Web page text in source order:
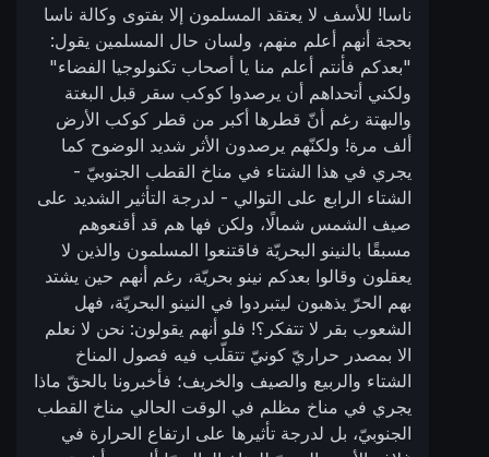
ناسا! للأسف لا يعتقد المسلمون إلا بفتوى وكالة ناسا
بحجة أنهم أعلم منهم، ولسان حال المسلمين يقول:
"بعدكم فأنتم أعلم منا يا أصحاب تكنولوجيا الفضاء"
ولكني أتحداهم أن يرصدوا كوكب سقر قبل البغتة
والبهتة رغم أنّ قطرها أكبر من قطر كوكب الأرض
ألف مرة! ولكنّهم يرصدون الأثر شديد الوضوح كما
يجري في هذا الشتاء في مناخ القطب الجنوبيّ -
الشتاء الرابع على التوالي - لدرجة التأثير الشديد على
صيف الشمس شمالًا، ولكن فها هم قد أقنعوهم
مسبقًا بالنينو البحريّة فاقتنعوا المسلمون والذين لا
يعقلون وقالوا بعدكم نينو بحريّة، رغم أنهم حين يشتد
بهم الحرّ يذهبون ليتبردوا في النينو البحريّة، فهل
الشعوب بقر لا تتفكر؟! فلو أنهم يقولون: نحن لا نعلم
الا بمصدر حراريّ كونيّ تتقلّب فيه فصول المناخ
الشتاء والربيع والصيف والخريف؛ فأخبرونا بالحقّ ماذا
يجري في مناخ مظلم في الوقت الحالي مناخ القطب
الجنوبيّ، بل لدرجة تأثيرها على ارتفاع الحرارة في